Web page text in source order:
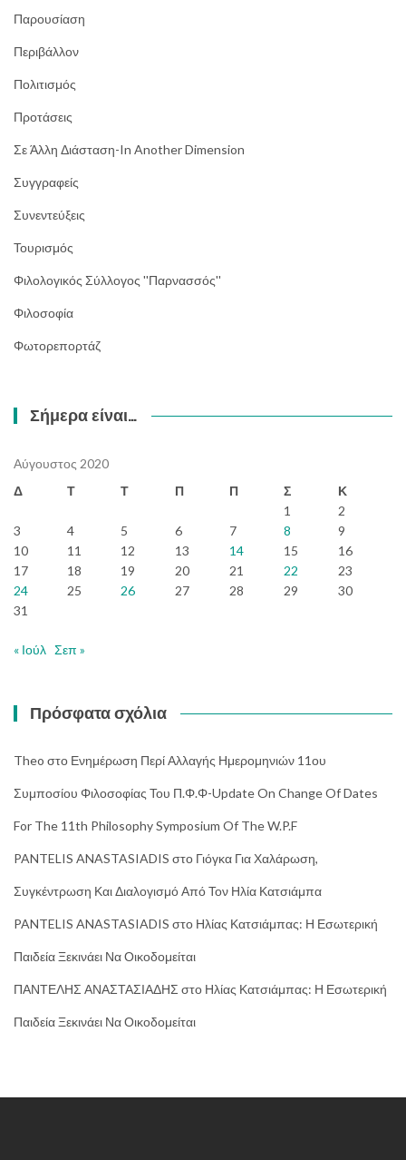
Παρουσίαση
Περιβάλλον
Πολιτισμός
Προτάσεις
Σε Άλλη Διάσταση-In Another Dimension
Συγγραφείς
Συνεντεύξεις
Τουρισμός
Φιλολογικός Σύλλογος ''Παρνασσός''
Φιλοσοφία
Φωτορεπορτάζ
Σήμερα είναι…
Αύγουστος 2020
Δ
Τ Τ Π Π Σ
Κ
1
2
3
4 5 6 7 8
9
10
11 12 13 14 15
16
17
18 19 20 21 22
23
24
25 26 27 28 29
30
31
« Ιούλ Σεπ »
Πρόσφατα σχόλια
Theo στο Ενημέρωση Περί Αλλαγής Ημερομηνιών 11ου
Συμποσίου Φιλοσοφίας Του Π.Φ.Φ-Update On Change Of Dates
For The 11th Philosophy Symposium Of The W.P.F
PANTELIS ANASTASIADIS στο Γιόγκα Για Χαλάρωση,
Συγκέντρωση Και Διαλογισμό Από Τον Ηλία Κατσιάμπα
PANTELIS ANASTASIADIS στο Ηλίας Κατσιάμπας: Η Εσωτερική
Παιδεία Ξεκινάει Να Οικοδομείται
ΠΑΝΤΕΛΗΣ ΑΝΑΣΤΑΣΙΑΔΗΣ στο Ηλίας Κατσιάμπας: Η Εσωτερική
Παιδεία Ξεκινάει Να Οικοδομείται